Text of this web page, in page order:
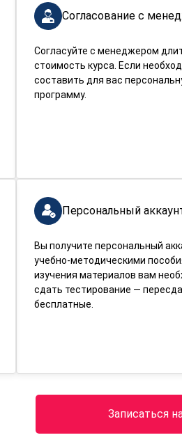
Согласование с
Согласуйте с менеджером
стоимость курса. Если
составить для вас
программу.
Персональный
Вы получите персональный
учебно-методическими
изучения материалов вам
сдать тестирование —
бесплатные.
Записаться